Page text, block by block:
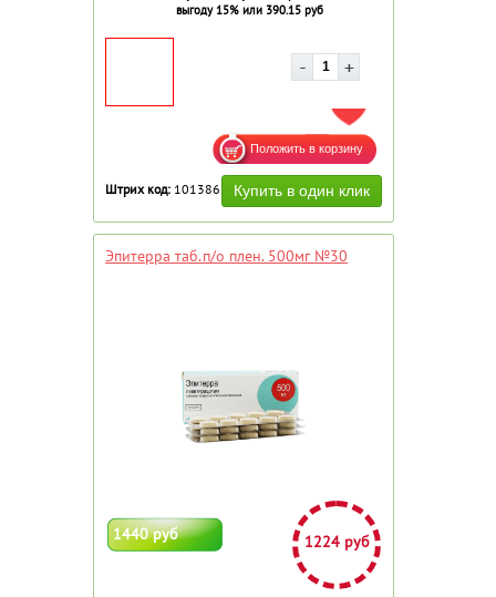
выгоду 15% или 390.15 руб
ДОБАВИТЬ В ИЗБРАННОЕ
Штрих код: 101386
Эпитерра таб.п/о плен. 500мг №30
1440 руб 1224 руб